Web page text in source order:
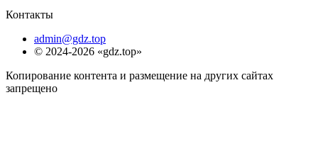
Контакты
admin@gdz.top
© 2024-2026 «gdz.top»
Копирование контента и размещение на других сайтах
запрещено